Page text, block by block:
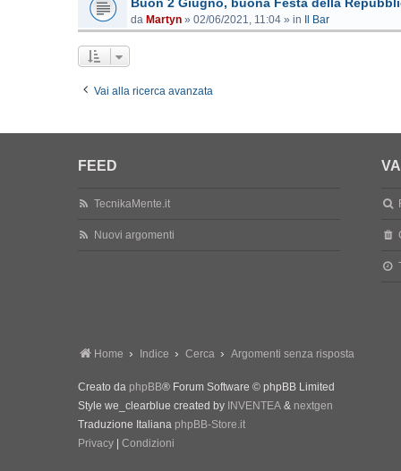
da Martyn » 02/06/2021, 11:04 » in Il Bar
Vai alla ricerca avanzata
FEED
TecnikaMente.it
Nuovi argomenti
Home Indice Cerca Argomenti senza risposta
Creato da phpBB® Forum Software © phpBB Limited
Style we_clearblue created by INVENTEA & nextgen
Traduzione Italiana phpBB-Store.it
Privacy
Condizioni